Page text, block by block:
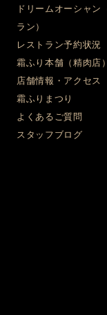
ドリームオーシャン
ラン）
レストラン予約状況
霜ふり本舗（精肉店）
店舗情報・アクセス
霜ふりまつり
よくあるご質問
スタッフブログ